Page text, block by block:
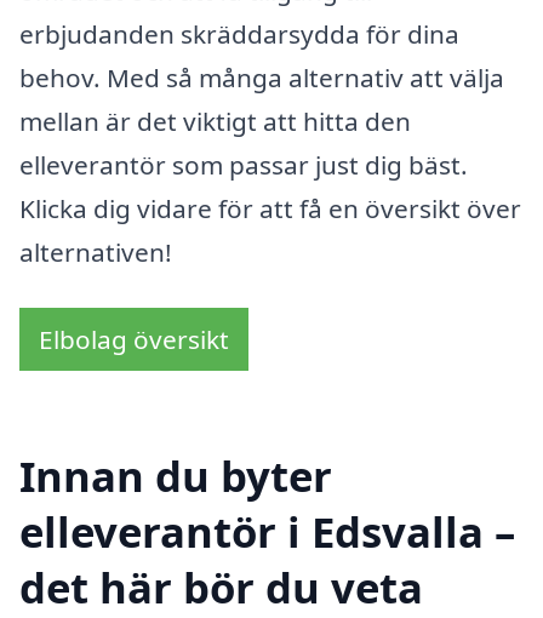
erbjudanden skräddarsydda för dina
behov. Med så många alternativ att välja
mellan är det viktigt att hitta den
elleverantör som passar just dig bäst.
Klicka dig vidare för att få en översikt över
alternativen!
Elbolag översikt
Innan du byter
elleverantör i Edsvalla –
det här bör du veta